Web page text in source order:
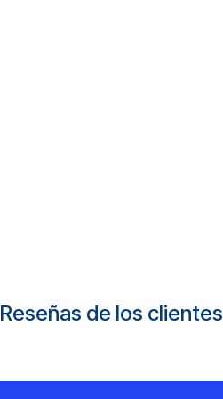
Reseñas de los clientes